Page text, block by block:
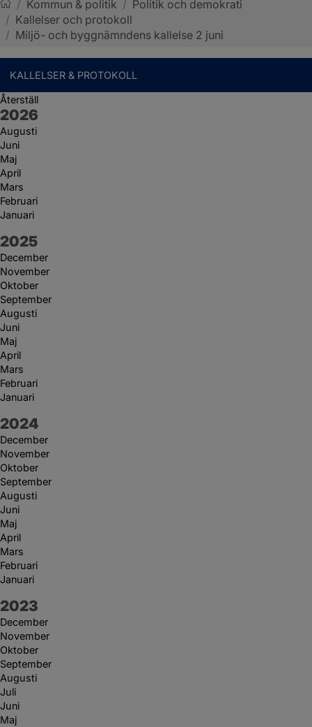
Sotenäs kommun
/ Kommun & politik / Politik och demokrati
/ Kallelser och protokoll
/ Miljö- och byggnämndens kallelse 2 juni
KALLELSER & PROTOKOLL
Återställ
År:
2026
Augusti
Juni
Maj
April
Mars
Februari
Januari
År:
2025
December
November
Oktober
September
Augusti
Juni
Maj
April
Mars
Februari
Januari
År:
2024
December
November
Oktober
September
Augusti
Juni
Maj
April
Mars
Februari
Januari
År:
2023
December
November
Oktober
September
Augusti
Juli
Juni
Maj